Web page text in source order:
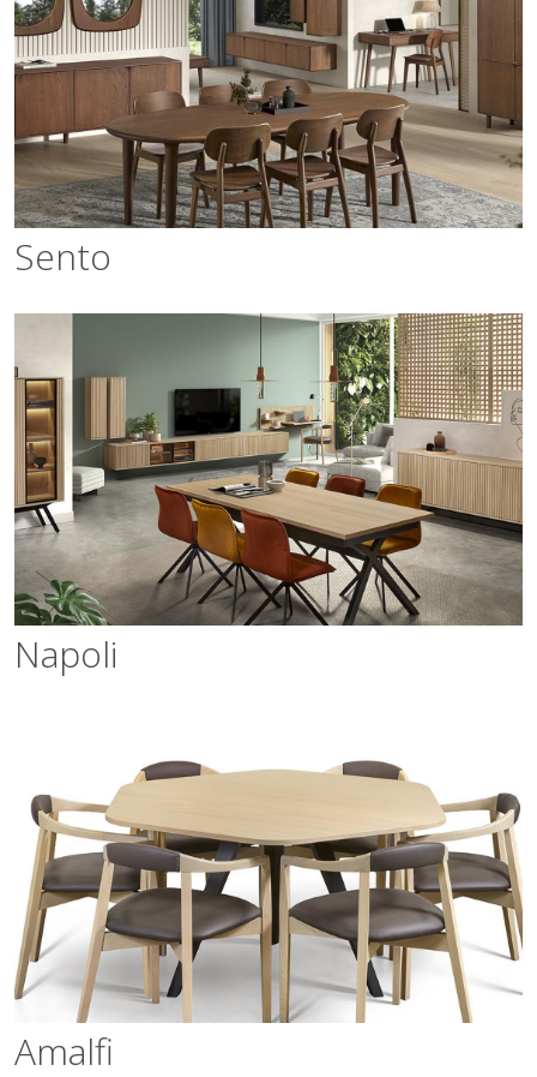
Sento
Sento
Napoli
Napoli
Amalfi
Amalfi